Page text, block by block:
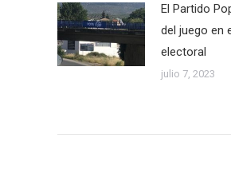
El Partido
del juego en
electoral
julio 7, 2023